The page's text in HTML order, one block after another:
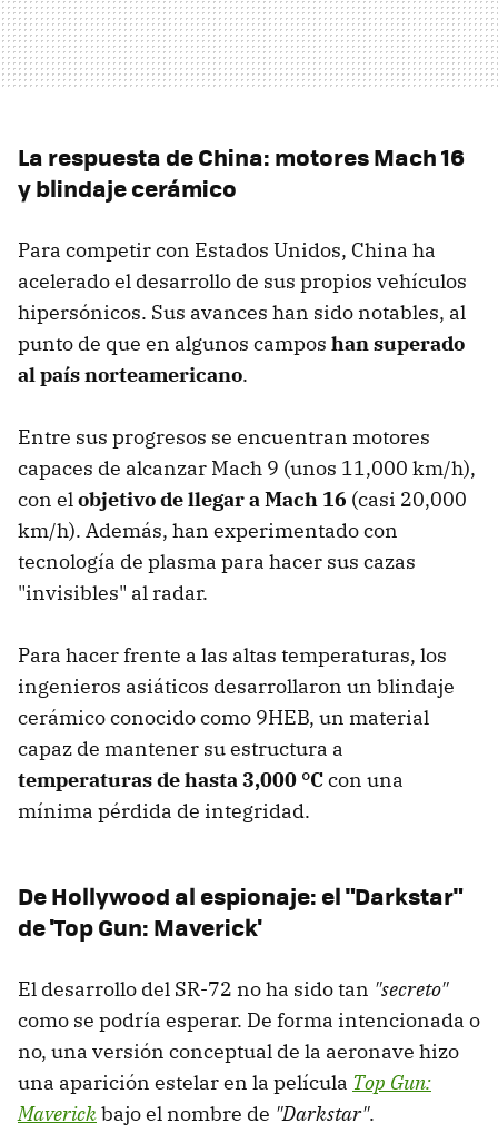
La respuesta de China: motores Mach 16
y blindaje cerámico
Para competir con Estados Unidos, China ha
acelerado el desarrollo de sus propios vehículos
hipersónicos. Sus avances han sido notables, al
punto de que en algunos campos han superado
al país norteamericano.
Entre sus progresos se encuentran motores
capaces de alcanzar Mach 9 (unos 11,000 km/h),
con elobjetivo de llegar a Mach 16 (casi 20,000
km/h). Además, han experimentado con
tecnología de plasma para hacer sus cazas
"invisibles" al radar.
Para hacer frente a las altas temperaturas, los
ingenieros asiáticos desarrollaron un blindaje
cerámico conocido como 9HEB, un material
capaz de mantener su estructura a
temperaturas de hasta 3,000 °Ccon una
mínima pérdida de integridad.
De Hollywood al espionaje: el "Darkstar"
de 'Top Gun: Maverick'
El desarrollo del SR-72 no ha sido tan "secreto"
como se podría esperar. De forma intencionada o
no, una versión conceptual de la aeronave hizo
una aparición estelar en la película Top Gun:
Maverickbajo el nombre de "Darkstar".